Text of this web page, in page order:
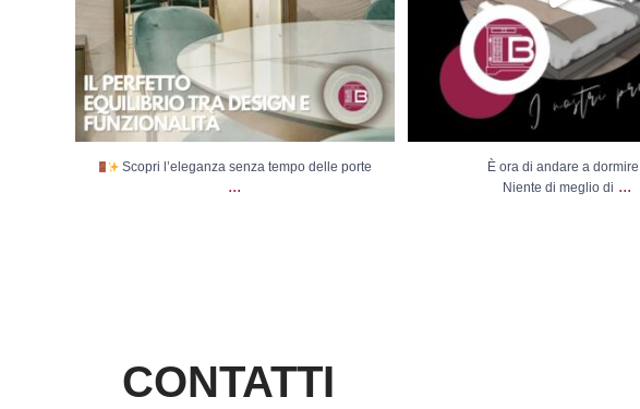
Scopri l’eleganza senza tempo delle porte
...
È ora di andare a dormire..
Niente di meglio di ...
CONTATTI